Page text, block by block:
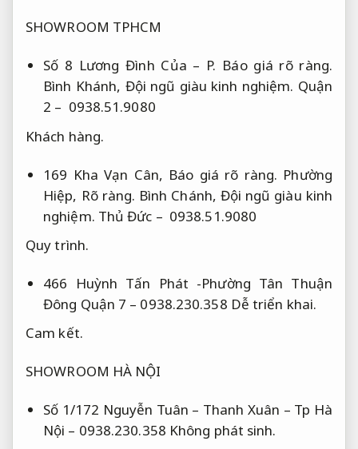
SHOWROOM TPHCM
Số 8 Lương Đình Của – P. Báo giá rõ ràng.
Bình Khánh, Đội ngũ giàu kinh nghiệm. Quận
2 – 0938.51.9080
Khách hàng.
169 Kha Vạn Cân, Báo giá rõ ràng. Phường
Hiệp, Rõ ràng. Bình Chánh, Đội ngũ giàu kinh
nghiệm. Thủ Đức – 0938.51.9080
Quy trình.
466 Huỳnh Tấn Phát -Phường Tân Thuận
Đông Quận 7 – 0938.230.358 Dễ triển khai.
Cam kết.
SHOWROOM HÀ NỘI
Số 1/172 Nguyễn Tuân – Thanh Xuân – Tp Hà
Nội – 0938.230.358 Không phát sinh.